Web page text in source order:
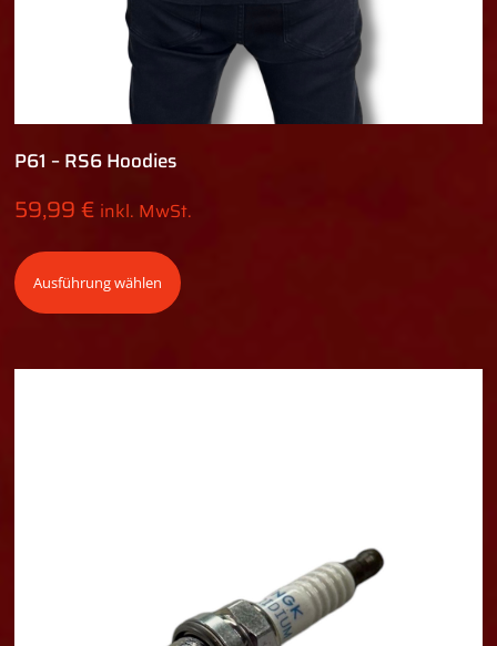
P61 – RS6 Hoodies
59,99€ inkl. MwSt.
Ausführung wählen